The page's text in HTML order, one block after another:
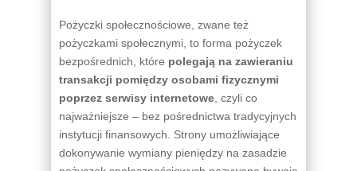
Pożyczki społecznościowe, zwane też
pożyczkami społecznymi, to forma pożyczek
bezpośrednich, które polegają na zawieraniu
transakcji pomiędzy osobami fizycznymi
poprzez serwisy internetowe , czyli co
najważniejsze – bez pośrednictwa tradycyjnych
instytucji finansowych. Strony umożliwiające
dokonywanie wymiany pieniędzy na zasadzie